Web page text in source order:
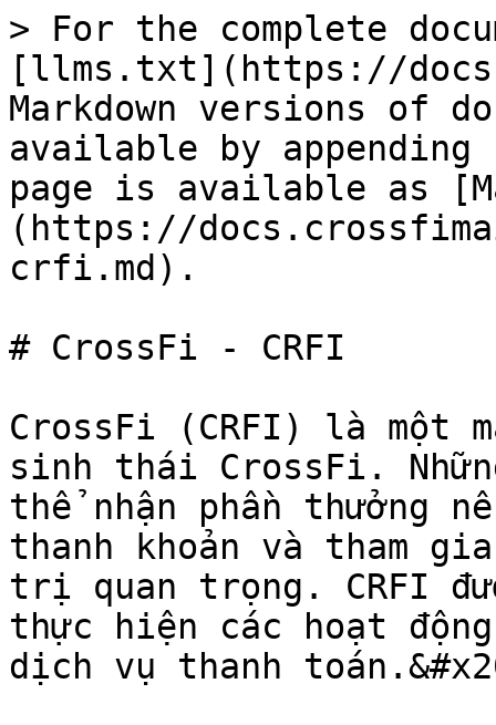
> For the complete
[llms.txt](https://
Markdown versions of
available by
page is available as
(https://
crfi.md).
# CrossFi - CRFI
CrossFi (CRFI) là một
sinh thái CrossFi.
thể nhận phần thưởng
thanh khoản và tham
trị quan trọng. CRFI
thực hiện các hoạt
dịch vụ thanh